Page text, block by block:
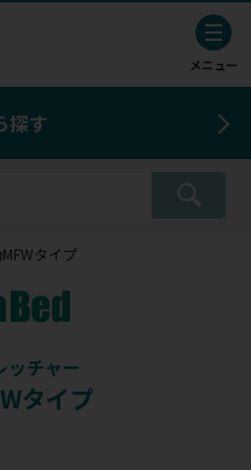
探す
タイプ
ッチャー
タイプ